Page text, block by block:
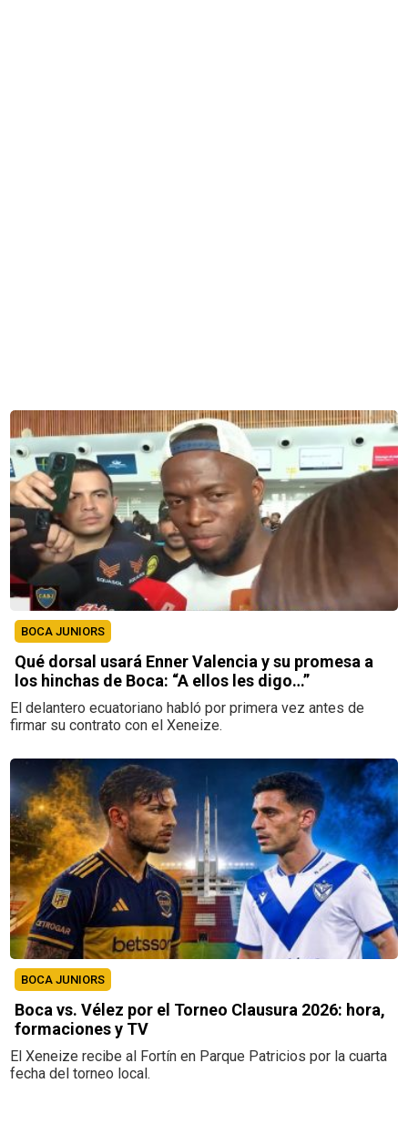
BOCA JUNIORS
Qué dorsal usará Enner Valencia y su promesa a
los hinchas de Boca: “A ellos les digo…”
El delantero ecuatoriano habló por primera vez antes de
firmar su contrato con el Xeneize.
BOCA JUNIORS
Boca vs. Vélez por el Torneo Clausura 2026: hora,
formaciones y TV
El Xeneize recibe al Fortín en Parque Patricios por la cuarta
fecha del torneo local.